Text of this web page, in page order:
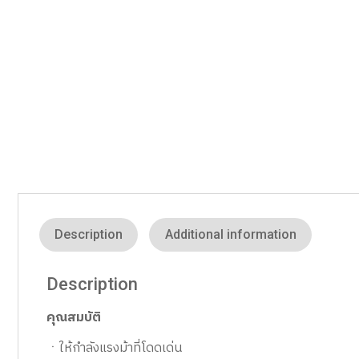
Description Additional information
Description
คุณสมบัติ
ㆍให้กำลังแรงม้าที่โดดเด่น